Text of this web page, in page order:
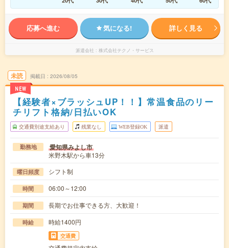
応募へ進む 気になる! 詳しく見る
派遣会社 株式会社テクノ・サービス
未読
NEW
掲載日 2026/08/05
【経験者×ブラッシュUP！！】常温食品のリー
チリフト格納/日払いOK
交通費別途支給あり 残業なし WEB登録OK 派遣
勤務地 愛知県みよし市
米野木駅から車13分
曜日頻度 シフト制
時間 06:00～12:00
期間 長期でお仕事できる方、大歓迎！
時給 時給1400円
交通費